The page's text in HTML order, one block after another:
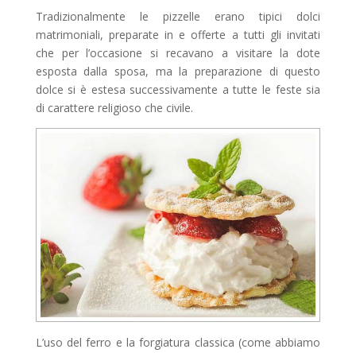
Tradizionalmente le pizzelle erano tipici dolci
matrimoniali, preparate in e offerte a tutti gli invitati
che per l’occasione si recavano a visitare la dote
esposta dalla sposa, ma la preparazione di questo
dolce si è estesa successivamente a tutte le feste sia
di carattere religioso che civile.
L’uso del ferro e la forgiatura classica (come abbiamo